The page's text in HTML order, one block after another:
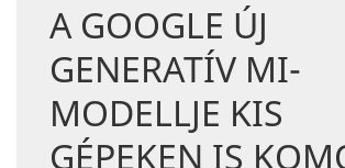
A GOOGLE ÚJ
GENERATÍV MI-
MODELLJE KIS